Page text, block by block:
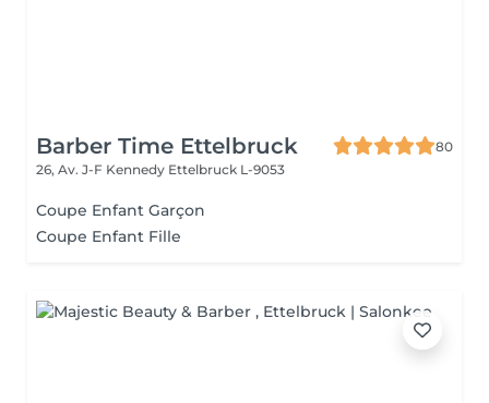
Barber Time Ettelbruck
80
26, Av. J-F Kennedy Ettelbruck L-9053
Coupe Enfant Garçon
Coupe Enfant Fille